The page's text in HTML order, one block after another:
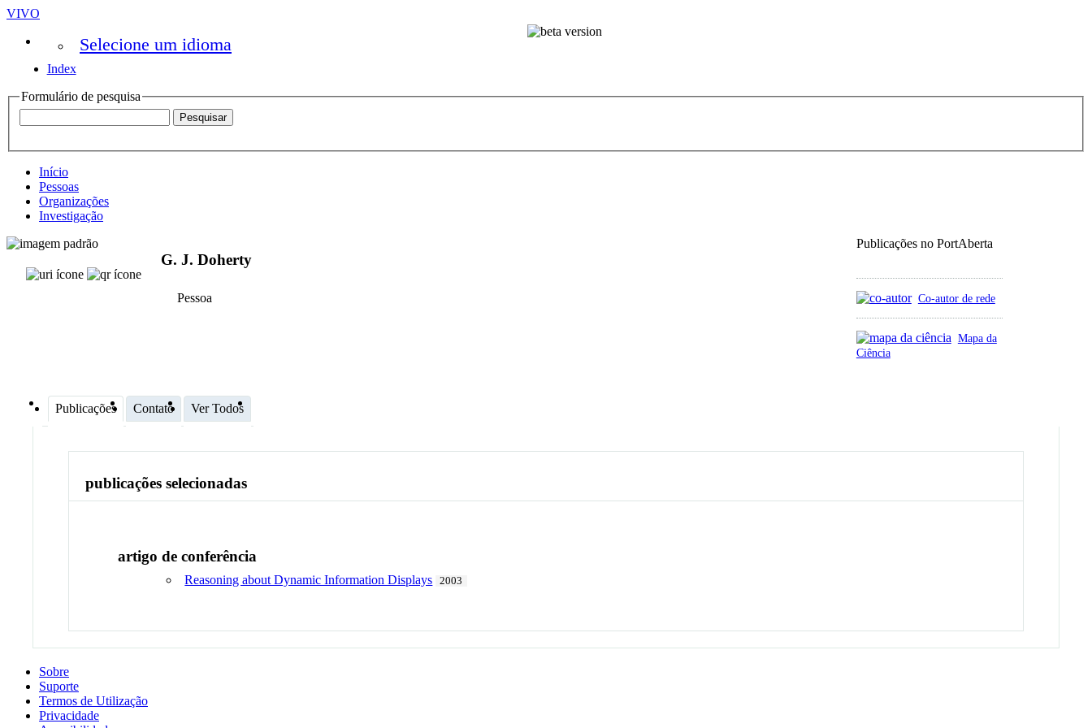
VIVO
Selecione um idioma
Index
Formulário de pesquisa
Início
Pessoas
Organizações
Investigação
Publicações no PortAberta
Co-autor de rede
Mapa da
Ciência
G. J. Doherty
Pessoa
Publicações Contato Ver Todos
publicações selecionadas
artigo de conferência
Reasoning about Dynamic Information Displays 2003
Sobre
Suporte
Termos de Utilização
Privacidade